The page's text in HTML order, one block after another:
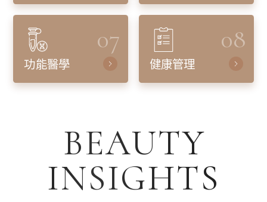
07
功能醫學
08
健康管理
BEAUTY
INSIGHTS